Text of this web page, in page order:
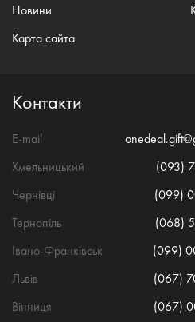
Новини
Карта сайта
Контакти
E-mail
Хмельницький
(093)
Чернівці
(099)
Тернопіль
(068)
Івано-Франківськ
(099)
Львів
(067)
Вінниця
(067)